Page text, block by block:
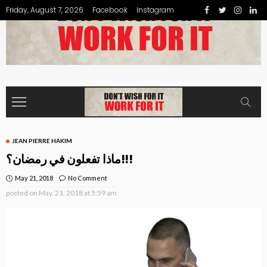
Friday, August 7, 2026 Facebook Instagram
JEAN PIERRE HAKIM
ماذا تفعلون في رمضان؟!!!
May 21, 2018 No Comment
posted on May. 21, 2018 at 5:59 am